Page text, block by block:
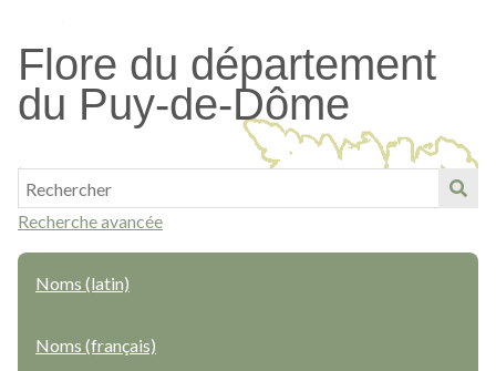
contenu
principal
Flore du département
du Puy-de-Dôme
Recherche avancée
Noms (latin)
Noms (français)